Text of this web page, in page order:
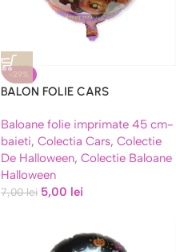
-29%
BALON FOLIE CARS
Baloane folie imprimate 45 cm-
baieti, Colectia Cars, Colectie
De Halloween, Colectie Baloane
Halloween
7,00lei 5,00 lei